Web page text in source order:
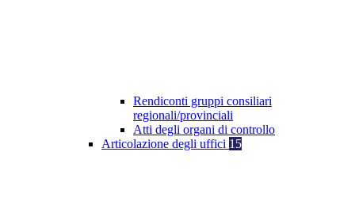
Rendiconti gruppi consiliari
regionali/provinciali
Atti degli organi di controllo
Articolazione degli uffici 15